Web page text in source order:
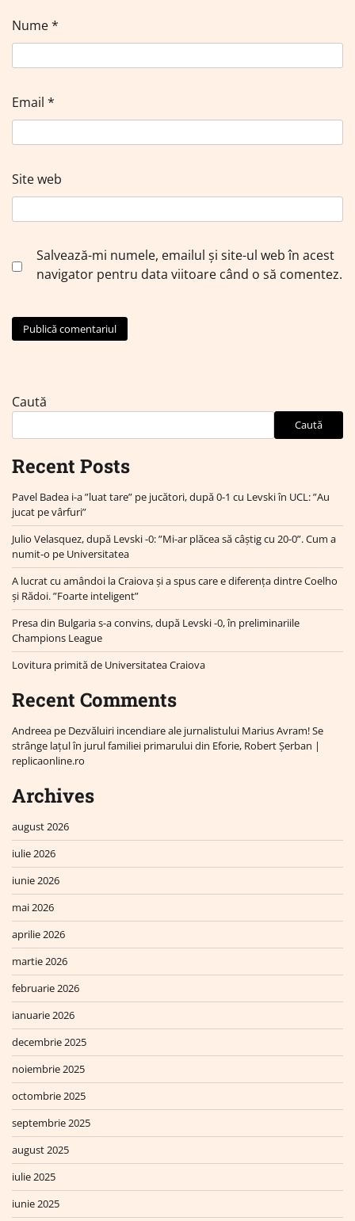
Nume*
Email *
Site web
Salvează-mi numele, emailul și site-ul web în acest
navigator pentru data viitoare când o să comentez.
Caută
Caută
Recent Posts
Pavel Badea i-a ”luat tare” pe jucători, după 0-1 cu Levski în UCL: ”Au
jucat pe vârfuri”
Julio Velasquez, după Levski -0: ”Mi-ar plăcea să câștig cu 20-0”. Cum a
numit-o pe Universitatea
A lucrat cu amândoi la Craiova și a spus care e diferența dintre Coelho
și Rădoi. ”Foarte inteligent”
Presa din Bulgaria s-a convins, după Levski -0, în preliminariile
Champions League
Lovitura primită de Universitatea Craiova
Recent Comments
Andreea pe Dezvăluiri incendiare ale jurnalistului Marius Avram! Se
strânge lațul în jurul familiei primarului din Eforie, Robert Șerban |
replicaonline.ro
Archives
august 2026
iulie 2026
iunie 2026
mai 2026
aprilie 2026
martie 2026
februarie 2026
ianuarie 2026
decembrie 2025
noiembrie 2025
octombrie 2025
septembrie 2025
august 2025
iulie 2025
iunie 2025